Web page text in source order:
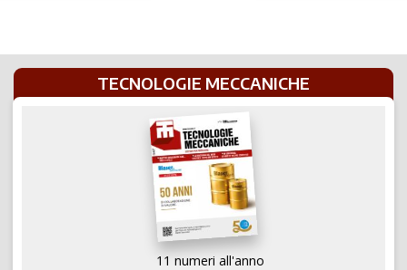
TECNOLOGIE MECCANICHE
11 numeri all'anno